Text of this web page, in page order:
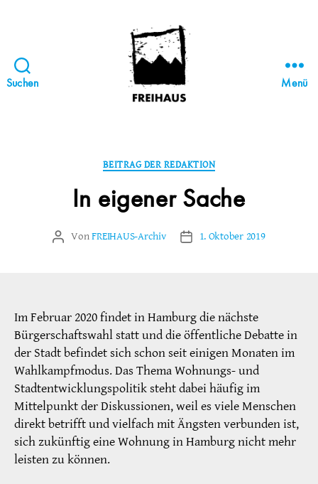
Suchen
STATTBAU
HAMBURG
Menü
Kategorien
BEITRAG DER REDAKTION
In eigener Sache
Beitragsautor
VonFREIHAUS-Archiv Veröffentlichungsdatum
1. Oktober 2019
Im Februar 2020 findet in Hamburg die nächste
Bürgerschaftswahl statt und die öffentliche Debatte in
der Stadt befindet sich schon seit einigen Monaten im
Wahlkampfmodus. Das Thema Wohnungs- und
Stadtentwicklungspolitik steht dabei häufig im
Mittelpunkt der Diskussionen, weil es viele Menschen
direkt betrifft und vielfach mit Ängsten verbunden ist,
sich zukünftig eine Wohnung in Hamburg nicht mehr
leisten zu können.